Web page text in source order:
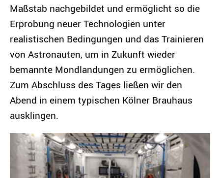
Maßstab nachgebildet und ermöglicht so die
Erprobung neuer Technologien unter
realistischen Bedingungen und das Trainieren
von Astronauten, um in Zukunft wieder
bemannte Mondlandungen zu ermöglichen.
Zum Abschluss des Tages ließen wir den
Abend in einem typischen Kölner Brauhaus
ausklingen.